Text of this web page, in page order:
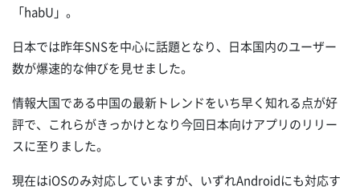
「habU」。
日本では昨年SNSを中心に話題となり、日本国内のユーザー
数が爆速的な伸びを見せました。
情報大国である中国の最新トレンドをいち早く知れる点が好
評で、これらがきっかけとなり今回日本向けアプリのリリー
スに至りました。
現在はiOSのみ対応していますが、いずれAndroidにも対応す